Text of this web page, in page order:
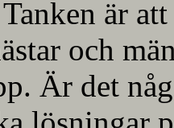
är
och
Är det